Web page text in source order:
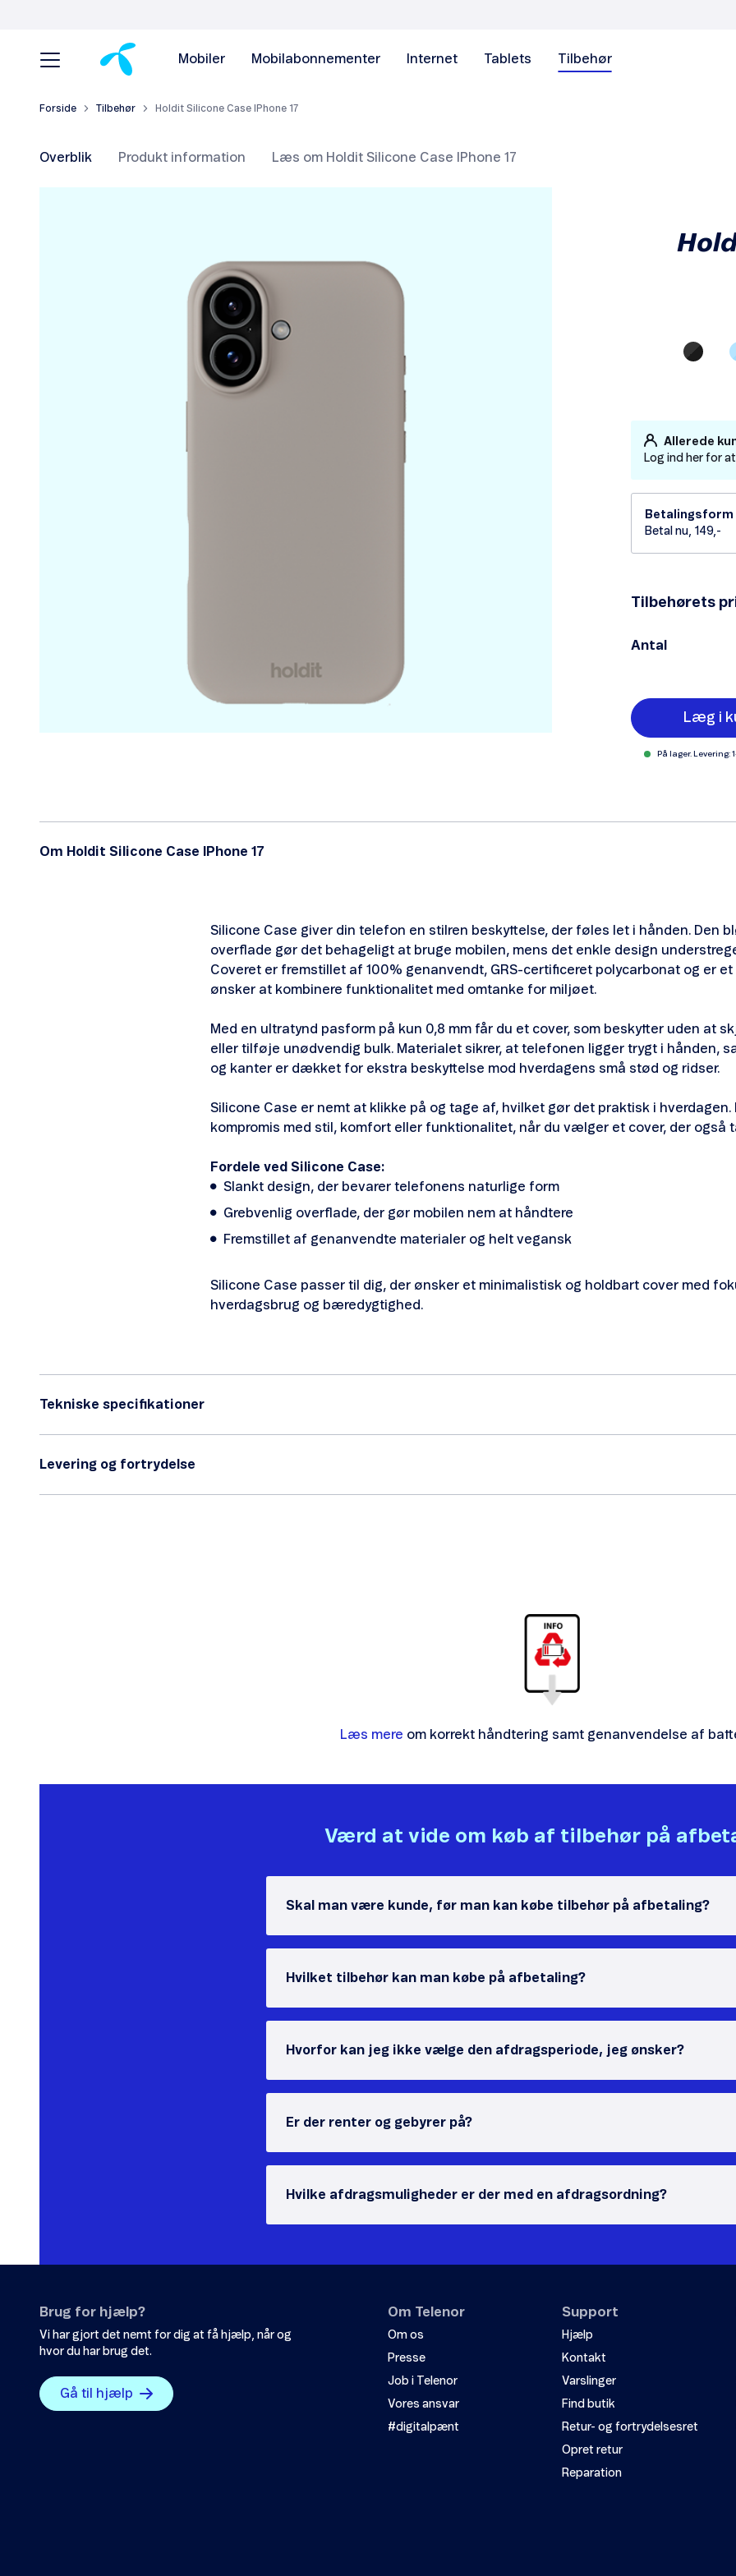
Mobiler Mobilabonnementer Internet Tablets Tilbehør
Forside Tilbehør Holdit Silicone Case IPhone 17
Overblik Produkt information Læs om Holdit Silicone Case IPhone 17
Allerede
Log ind her for
Betalingsform
Betal nu, 149,-
Tilbehørets
Antal
Læg i
På lager. Levering:
Om Holdit Silicone Case IPhone 17
Silicone Case giver din telefon en stilren beskyttelse, der føles let i hånden. Den
overflade gør det behageligt at bruge mobilen, mens det enkle design
Coveret er fremstillet af 100% genanvendt, GRS-certificeret polycarbonat og er
ønsker at kombinere funktionalitet med omtanke for miljøet.
Med en ultratynd pasform på kun 0,8 mm får du et cover, som beskytter uden at
eller tilføje unødvendig bulk. Materialet sikrer, at telefonen ligger trygt i hånden,
og kanter er dækket for ekstra beskyttelse mod hverdagens små stød og ridser.
Silicone Case er nemt at klikke på og tage af, hvilket gør det praktisk i hverdagen.
kompromis med stil, komfort eller funktionalitet, når du vælger et cover, der også
Fordele ved Silicone Case:
Slankt design, der bevarer telefonens naturlige form
Grebvenlig overflade, der gør mobilen nem at håndtere
Fremstillet af genanvendte materialer og helt vegansk
Silicone Case passer til dig, der ønsker et minimalistisk og holdbart cover med
hverdagsbrug og bæredygtighed.
Tekniske specifikationer
Levering og fortrydelse
Læs mere om korrekt håndtering samt genanvendelse af
Værd at vide om køb af tilbehør på
Skal man være kunde, før man kan købe tilbehør på afbetaling?
Hvilket tilbehør kan man købe på afbetaling?
Hvorfor kan jeg ikke vælge den afdragsperiode, jeg ønsker?
Er der renter og gebyrer på?
Hvilke afdragsmuligheder er der med en afdragsordning?
Brug for hjælp?
Vi har gjort det nemt for dig at få hjælp, når og
hvor du har brug det.
Gå til hjælp
Om Telenor
Om os
Presse
Job i Telenor
Vores ansvar
#digitalpænt
Support
Hjælp
Kontakt
Varslinger
Find butik
Retur- og fortrydelsesret
Opret retur
Reparation